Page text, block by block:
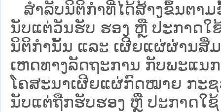
ສໍາລັບນິຕິກໍາທີ່ໄດ້ສ້າງຂຶ້ນຕາ
ນັບແຕ່ວັນຮັບ ຮອງ ຫຼື ປະກາດໃ
ນິຕິກໍານັ້ນ ແລະ ເຜີຍແຜ່ຜ່ານສື່
ເຫດທາງລັດຖະການ ກັບ​ພະແນ
ໂຄສະນາເຜີຍແຜ່ກົດໝາຍ ກະ
ນັບແຕ່ຖືກຮັບຮອງ ຫຼື ປະກາດໃຊ້